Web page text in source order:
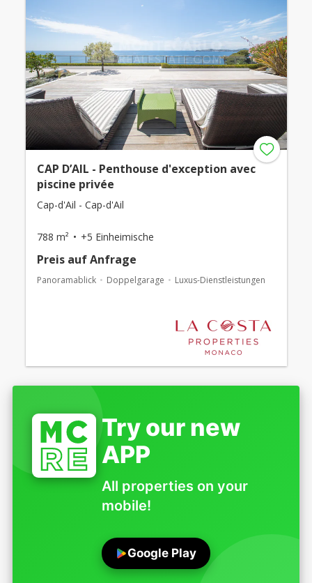
CAP D’AIL - Penthouse d'exception avec
piscine privée
Cap-d'Ail - Cap-d'Ail
788 m² +5 Einheimische
Preis auf Anfrage
Panoramablick Doppelgarage Luxus-Dienstleistungen
Try our new
APP
All properties on your
mobile!
Google Play